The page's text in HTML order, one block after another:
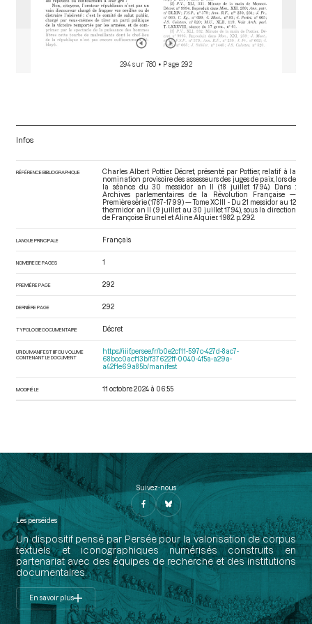
294 sur 780 • Page 292
Infos
RÉFÉRENCE BIBLIOGRAPHIQUE
Charles Albert Pottier. Décret, présenté par Pottier, relatif à la
nomination provisoire des assesseurs des juges de paix, lors de
la séance du 30 messidor an II (18 juillet 1794). Dans :
Archives parlementaires de la Révolution Française —
Première série (1787-1799) — Tome XCIII - Du 21 messidor au 12
thermidor an II (9 juillet au 30 juillet 1794) , sous la direction
de Françoise Brunel et Aline Alquier. 1982. p. 292.
LANGUE PRINCIPALE Français
NOMBRE DE PAGES 1
PREMIÈRE PAGE 292
DERNIÈRE PAGE 292
TYPOLOGIE DOCUMENTAIRE Décret
URI DU MANIFEST IIIF DU VOLUME
CONTENANT LE DOCUMENT
https://iiif.persee.fr/b0e2cf11-597c-427d-8ac7-
68bcc0acf13b/f37622ff-0040-4f5a-a29a-
a42f1e69a85b/manifest
MODIFIÉ LE 11 octobre 2024 à 06:55
Suivez-nous
Les perséides
Un dispositif pensé par Persée pour la valorisation de corpus
textuels et iconographiques numérisés construits en
partenariat avec des équipes de recherche et des institutions
documentaires.
En savoir plus